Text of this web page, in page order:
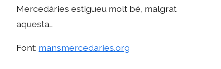
Mercedàries estigueu molt bé, malgrat
aquesta…
Font: mansmercedaries.org